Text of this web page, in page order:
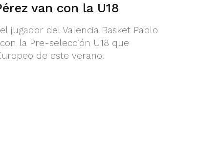
van con la U18
jugador del Valencia Basket Pablo
la Pre-selección U18 que
de este verano.